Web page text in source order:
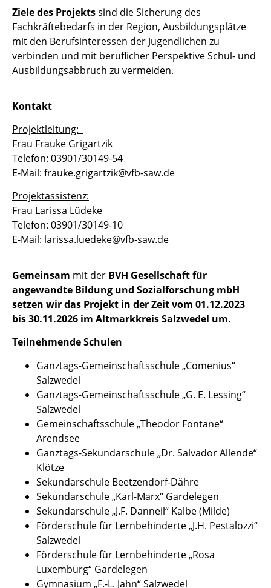
Ziele des Projektssind die Sicherung des
Fachkräftebedarfs in der Region, Ausbildungsplätze
mit den Berufsinteressen der Jugendlichen zu
verbinden und mit beruflicher Perspektive Schul- und
Ausbildungsabbruch zu vermeiden.
Kontakt
Projektleitung:
Frau Frauke Grigartzik
Telefon: 03901/30149-54
E-Mail: frauke.grigartzik@vfb-saw.de
Projektassistenz:
Frau Larissa Lüdeke
Telefon: 03901/30149-10
E-Mail: larissa.luedeke@vfb-saw.de
Gemeinsam mit der BVH Gesellschaft für
angewandte Bildung und Sozialforschung mbH
setzen wir das Projekt in der Zeit vom 01.12.2023
bis 30.11.2026 im Altmarkkreis Salzwedel um.
Teilnehmende Schulen
Ganztags-Gemeinschaftsschule „Comenius“
Salzwedel
Ganztags-Gemeinschaftsschule „G. E. Lessing“
Salzwedel
Gemeinschaftsschule „Theodor Fontane“
Arendsee
Ganztags-Sekundarschule „Dr. Salvador Allende“
Klötze
Sekundarschule Beetzendorf-Dähre
Sekundarschule „Karl-Marx“ Gardelegen
Sekundarschule „J.F. Danneil“ Kalbe (Milde)
Förderschule für Lernbehinderte „J.H. Pestalozzi“
Salzwedel
Förderschule für Lernbehinderte „Rosa
Luxemburg“ Gardelegen
Gymnasium „F.-L. Jahn“ Salzwedel